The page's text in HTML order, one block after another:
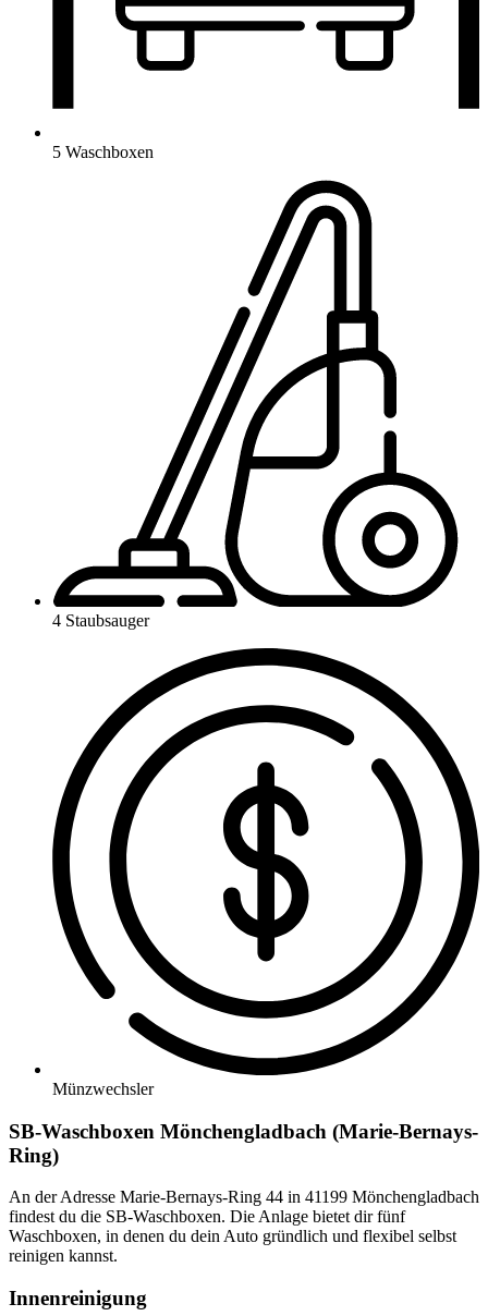
5 Waschboxen
4 Staubsauger
Münzwechsler
SB-Waschboxen Mönchengladbach (Marie-Bernays-
Ring)
An der Adresse Marie-Bernays-Ring 44 in 41199 Mönchengladbach
findest du die SB-Waschboxen. Die Anlage bietet dir fünf
Waschboxen, in denen du dein Auto gründlich und flexibel selbst
reinigen kannst.
Innenreinigung